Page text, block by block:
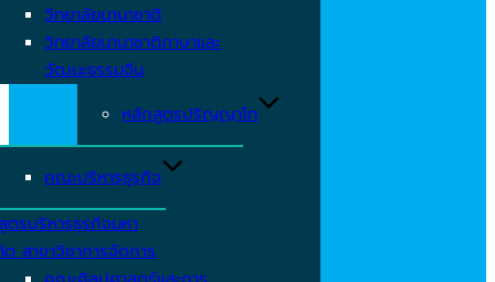
วิทยาลัยนานาชาติ
วิทยาลัยนานาชาติภาษาและ
วัฒนะธรรมจีน
หลักสูตรปริญญาโท
คณะบริหารธุรกิจ
ตรบริหารธุรกิจมหา
สาขาวิชาการจัดการ